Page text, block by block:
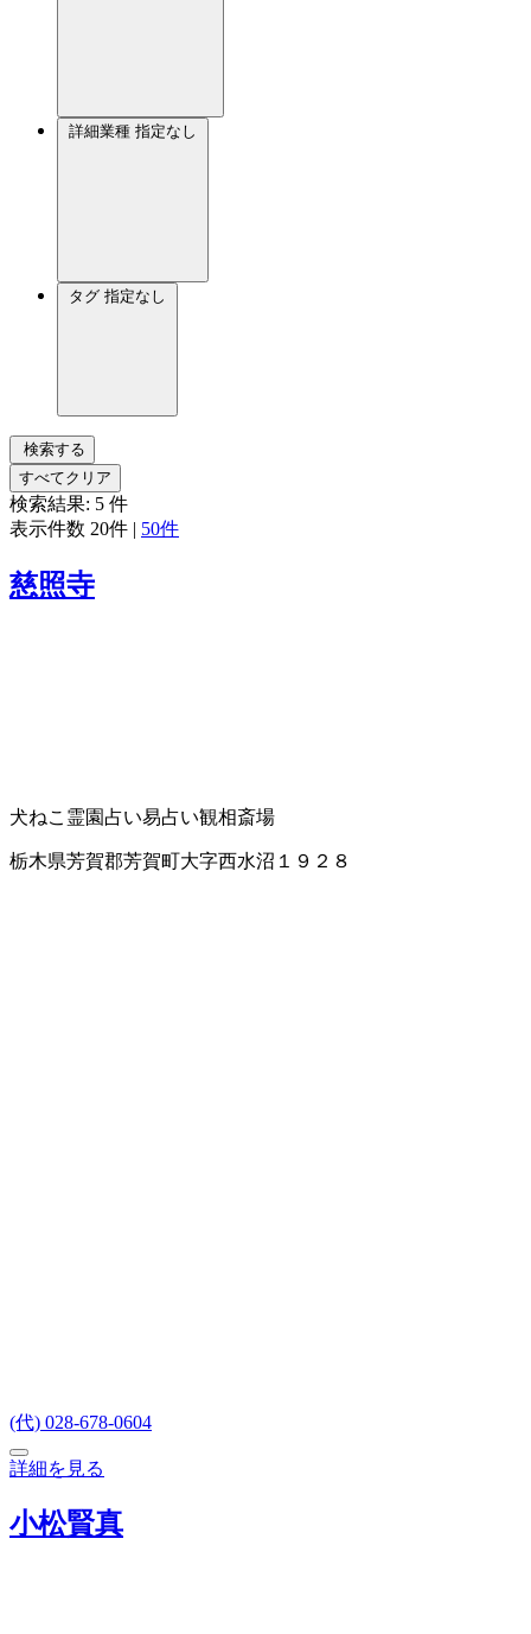
詳細業種 指定なし
タグ 指定なし
検索する
すべてクリア
検索結果: 5 件
表示件数 20件 | 50件
慈照寺
犬ねこ霊園 占い易占い観相斎場
栃木県芳賀郡芳賀町大字西水沼１９２８
(代) 028-678-0604
詳細を見る
小松賢真